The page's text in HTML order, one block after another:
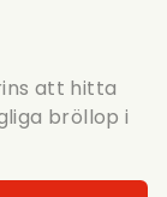
att hitta
bröllop i